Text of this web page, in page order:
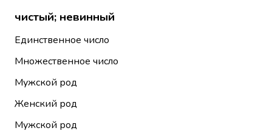
чистый; невинный
Единственное число
Множественное число
Мужской род
Женский род
Мужской род